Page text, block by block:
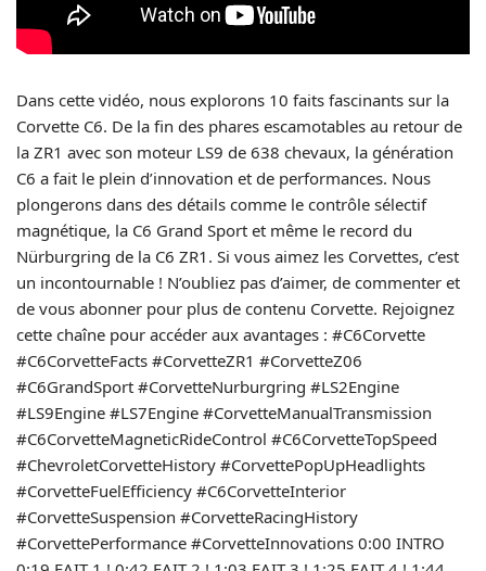
Dans cette vidéo, nous explorons 10 faits fascinants sur la
Corvette C6. De la fin des phares escamotables au retour de
la ZR1 avec son moteur LS9 de 638 chevaux, la génération
C6 a fait le plein d’innovation et de performances. Nous
plongerons dans des détails comme le contrôle sélectif
magnétique, la C6 Grand Sport et même le record du
Nürburgring de la C6 ZR1. Si vous aimez les Corvettes, c’est
un incontournable ! N’oubliez pas d’aimer, de commenter et
de vous abonner pour plus de contenu Corvette. Rejoignez
cette chaîne pour accéder aux avantages : #C6Corvette
#C6CorvetteFacts #CorvetteZR1 #CorvetteZ06
#C6GrandSport #CorvetteNurburgring #LS2Engine
#LS9Engine #LS7Engine #CorvetteManualTransmission
#C6CorvetteMagneticRideControl #C6CorvetteTopSpeed
#ChevroletCorvetteHistory #CorvettePopUpHeadlights
#CorvetteFuelEfficiency #C6CorvetteInterior
#CorvetteSuspension #CorvetteRacingHistory
#CorvettePerformance #CorvetteInnovations 0:00 INTRO